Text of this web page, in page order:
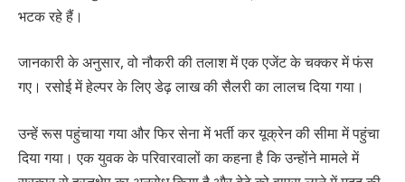
भटक रहे हैं।
जानकारी के अनुसार, वो नौकरी की तलाश में एक एजेंट के चक्कर में फंस
गए। रसोई में हेल्पर के लिए डेढ़ लाख की सैलरी का लालच दिया गया।
उन्हें रूस पहुंचाया गया और फिर सेना में भर्ती कर यूक्रेन की सीमा में पहुंचा
दिया गया। एक युवक के परिवारवालों का कहना है कि उन्होंने मामले में